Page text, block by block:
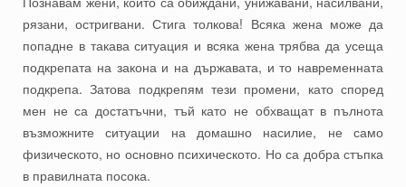
рязани, остригвани. Стига толкова! Всяка жена може да
попадне в такава ситуация и всяка жена трябва да усеща
подкрепата на закона и на държавата, и то навременната
подкрепа. Затова подкрепям тези промени, като според
мен не са достатъчни, тъй като не обхващат в пълнота
възможните ситуации на домашно насилие, не само
физическото, но основно психическото. Но са добра стъпка
в правилната посока.